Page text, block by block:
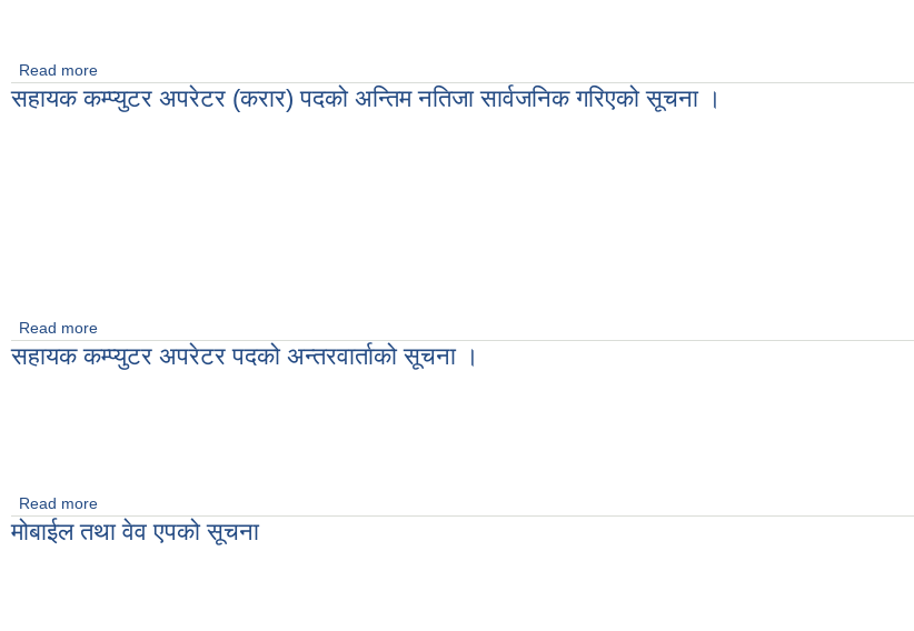
Read more
सहायक कम्प्युटर अपरेटर (करार) पदको अन्तिम नतिजा सार्वजनिक गरिएको सूचना ।
Read more
सहायक कम्प्युटर अपरेटर पदको अन्तरवार्ताको सूचना ।
Read more
मोबाईल तथा वेव एपको सूचना